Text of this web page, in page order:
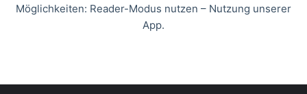
Möglichkeiten: Reader-Modus nutzen – Nutzung unserer
App.